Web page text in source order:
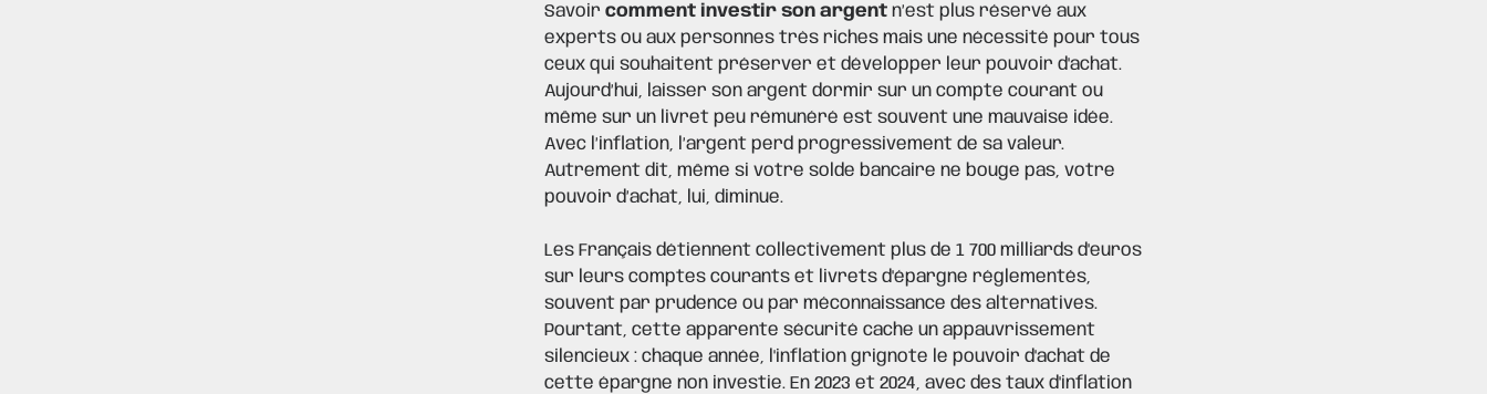
Savoircomment investir son argent n’est plus réservé aux
experts ou aux personnes très riches mais une nécessité pour tous
ceux qui souhaitent préserver et développer leur pouvoir d'achat.
Aujourd’hui, laisser son argent dormir sur un compte courant ou
même sur un livret peu rémunéré est souvent une mauvaise idée.
Avec l’inflation, l’argent perd progressivement de sa valeur.
Autrement dit, même si votre solde bancaire ne bouge pas, votre
pouvoir d’achat, lui, diminue.
Les Français détiennent collectivement plus de 1 700 milliards d'euros
sur leurs comptes courants et livrets d'épargne réglementés,
souvent par prudence ou par méconnaissance des alternatives.
Pourtant, cette apparente sécurité cache un appauvrissement
silencieux : chaque année, l'inflation grignote le pouvoir d'achat de
cette épargne non investie. En 2023 et 2024, avec des taux d'inflation